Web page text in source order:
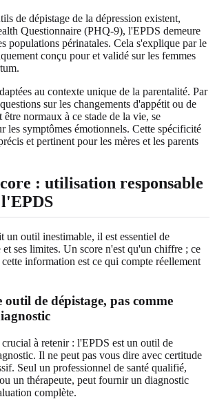
de dépistage de la dépression existent,
Questionnaire (PHQ‑9), l'EPDS demeure
populations périnatales. Cela s'explique par le
conçu pour et validé sur les femmes
au contexte unique de la parentalité. Par
sur les changements d'appétit ou de
normaux à ce stade de la vie, se
les symptômes émotionnels. Cette spécificité
et pertinent pour les mères et les parents
: utilisation responsable
un outil inestimable, il est essentiel de
ses limites. Un score n'est qu'un chiffre ; ce
information est ce qui compte réellement
de dépistage, pas comme
à retenir : l'EPDS est un outil de
Il ne peut pas vous dire avec certitude
Seul un professionnel de santé qualifié,
un thérapeute, peut fournir un diagnostic
complète.